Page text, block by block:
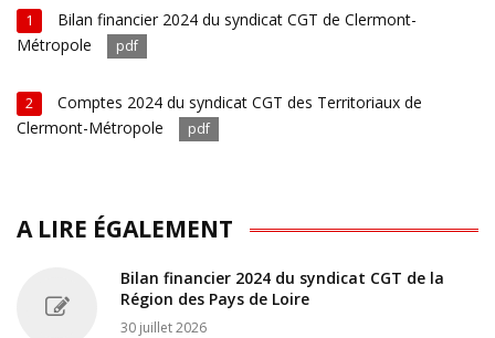
1
Bilan financier 2024 du syndicat CGT de Clermont-
Métropole
pdf
2
Comptes 2024 du syndicat CGT des Territoriaux de
Clermont-Métropole
pdf
A LIRE ÉGALEMENT
Bilan financier 2024 du syndicat CGT de la
Région des Pays de Loire
30 juillet 2026